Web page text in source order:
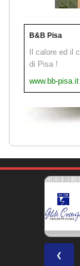
B&B Pisa
Il calore ed il
di Pisa !
www.bb-pisa.it
❮